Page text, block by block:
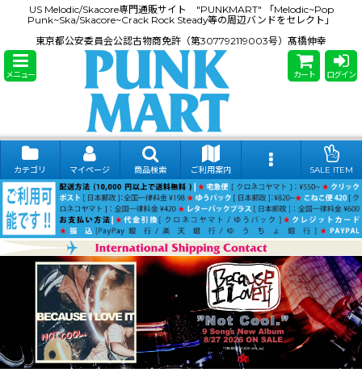
US Melodic/Skacore専門通販サイト "PUNKMART" 「Melodic~Pop
Punk~Ska/Skacore~Crack Rock Steady等の周辺バンドをセレクト」
東京都公安委員会公認古物商免許（第307792119003号）髙橋伸幸
メニュー カート ログイン
カテゴリ マイページ 商品検索 ご利用案内 SALE ITEM